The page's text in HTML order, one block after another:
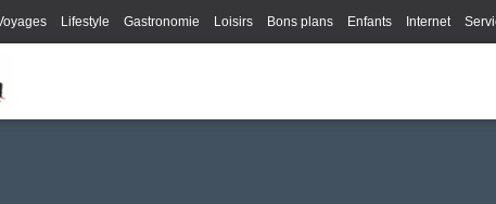
Lifestyle Gastronomie Loisirs Bons plans Enfants Internet